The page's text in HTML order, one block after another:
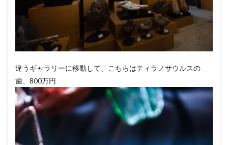
違うギャラリーに移動して、こちらはティラノサウルスの
歯、800万円